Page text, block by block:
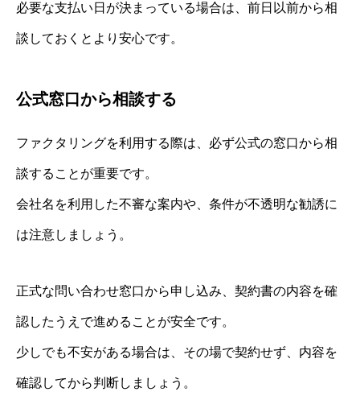
必要な支払い日が決まっている場合は、前日以前から相
談しておくとより安心です。
公式窓口から相談する
ファクタリングを利用する際は、必ず公式の窓口から相
談することが重要です。
会社名を利用した不審な案内や、条件が不透明な勧誘に
は注意しましょう。
正式な問い合わせ窓口から申し込み、契約書の内容を確
認したうえで進めることが安全です。
少しでも不安がある場合は、その場で契約せず、内容を
確認してから判断しましょう。